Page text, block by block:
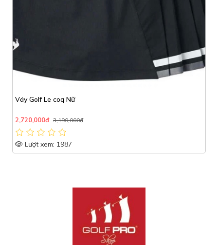
Váy Golf Le coq Nữ
2,720,000đ 3,190,000đ
Lượt xem: 1987